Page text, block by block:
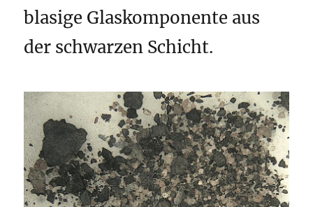
blasige Glaskomponente aus
der schwarzen Schicht.